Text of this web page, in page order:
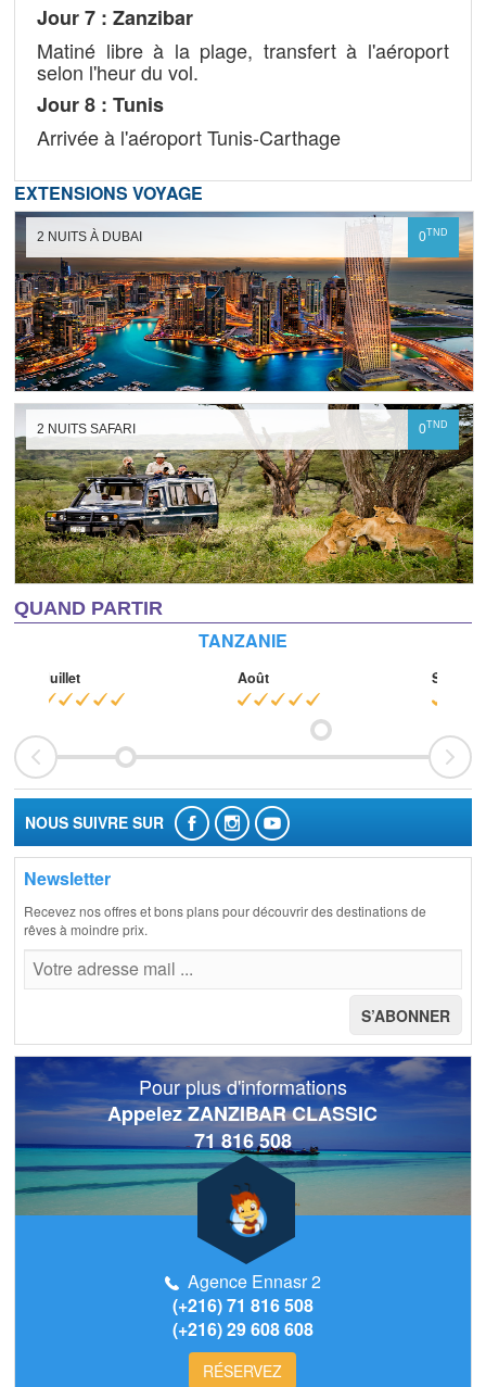
Jour 7 : Zanzibar
Matiné libre à la plage, transfert à l'aéroport
selon l'heur du vol.
Jour 8 : Tunis
Arrivée à l'aéroport Tunis-Carthage
EXTENSIONS VOYAGE
2 NUITS À DUBAI 0TND
2 NUITS SAFARI 0TND
QUAND PARTIR
TANZANIE
Juillet Août
NOUS SUIVRE SUR
Newsletter
Recevez nos offres et bons plans pour découvrir des destinations de
rêves à moindre prix.
Pour plus d'informations
Appelez ZANZIBAR CLASSIC
71 816 508
Agence Ennasr 2
(+216) 71 816 508
(+216) 29 608 608
RÉSERVEZ